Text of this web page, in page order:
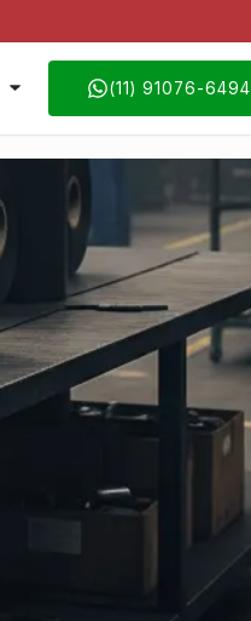
(11) 91076-6494